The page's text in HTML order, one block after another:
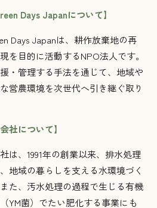
Days Japanについて】
Days Japanは、耕作放棄地の再
を目的に活動するNPO法人です。
・管理する手法を通じて、地域や
営農環境を次世代へ引き継ぐ取り
社について】
は、1991年の創業以来、排水処理
地域の暮らしを支える水環境づく
た、汚水処理の過程で生じる有機
YM菌）でたい肥化する事業にも